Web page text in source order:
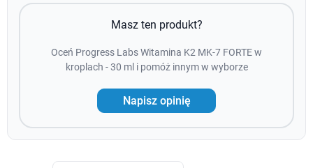
Masz ten produkt?
Oceń Progress Labs Witamina K2 MK-7 FORTE w
kroplach - 30 ml i pomóż innym w wyborze
Napisz opinię